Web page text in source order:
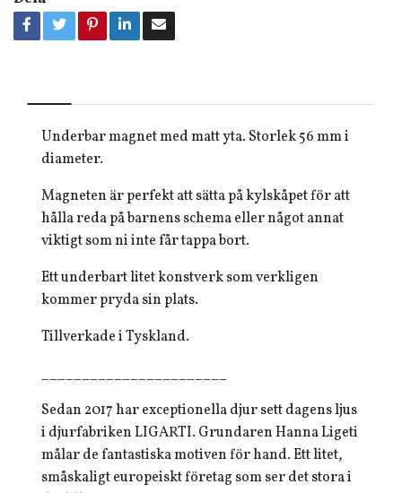
Underbar magnet med matt yta. Storlek56 mm i
diameter.
Magneten är perfekt att sätta på kylskåpet för att
hålla reda på barnens schema eller något annat
viktigt som ni inte får tappa bort.
Ett underbart litet konstverk som verkligen
kommer pryda sin plats.
Tillverkade i Tyskland.
Sedan 2017 har exceptionella djur sett dagens ljus
i djurfabriken LIGARTI. Grundaren Hanna Ligeti
målar de fantastiska motiven för hand. Ett litet,
småskaligt europeiskt företag som ser det stora i